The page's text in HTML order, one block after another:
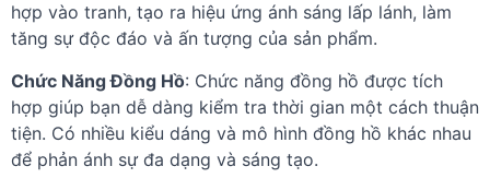
hợp vào tranh, tạo ra hiệu ứng ánh sáng lấp lánh, làm
tăng sự độc đáo và ấn tượng của sản phẩm.
Chức Năng Đồng Hồ: Chức năng đồng hồ được tích
hợp giúp bạn dễ dàng kiểm tra thời gian một cách thuận
tiện. Có nhiều kiểu dáng và mô hình đồng hồ khác nhau
để phản ánh sự đa dạng và sáng tạo.